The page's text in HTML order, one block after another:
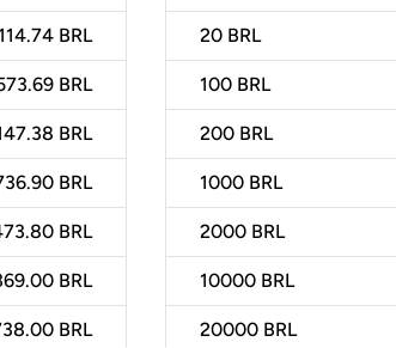
114.74 BRL
BRL
BRL
BRL
BRL
BRL
BRL
20 BRL
100 BRL
200 BRL
1000 BRL
2000 BRL
10000 BRL
20000 BRL